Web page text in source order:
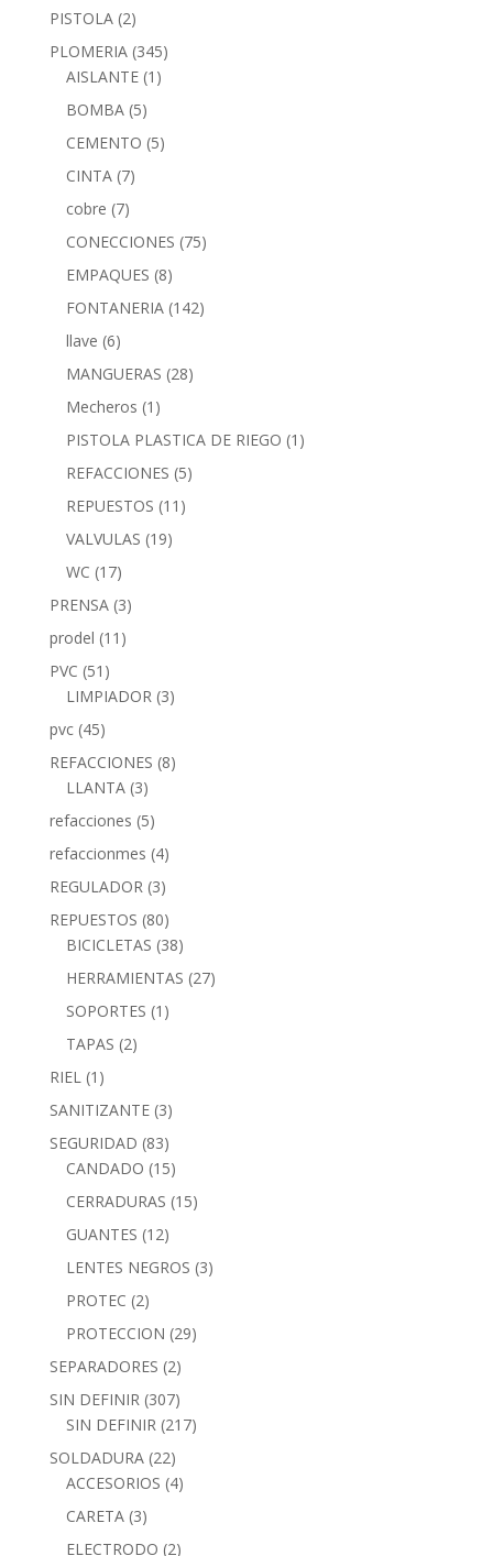
PISTOLA (2)
PLOMERIA (345)
AISLANTE (1)
BOMBA (5)
CEMENTO (5)
CINTA (7)
cobre (7)
CONECCIONES (75)
EMPAQUES (8)
FONTANERIA (142)
llave (6)
MANGUERAS (28)
Mecheros (1)
PISTOLA PLASTICA DE RIEGO (1)
REFACCIONES (5)
REPUESTOS (11)
VALVULAS (19)
WC (17)
PRENSA (3)
prodel (11)
PVC (51)
LIMPIADOR (3)
pvc (45)
REFACCIONES (8)
LLANTA (3)
refacciones (5)
refaccionmes (4)
REGULADOR (3)
REPUESTOS (80)
BICICLETAS (38)
HERRAMIENTAS (27)
SOPORTES (1)
TAPAS (2)
RIEL (1)
SANITIZANTE (3)
SEGURIDAD (83)
CANDADO (15)
CERRADURAS (15)
GUANTES (12)
LENTES NEGROS (3)
PROTEC (2)
PROTECCION (29)
SEPARADORES (2)
SIN DEFINIR (307)
SIN DEFINIR (217)
SOLDADURA (22)
ACCESORIOS (4)
CARETA (3)
ELECTRODO (2)